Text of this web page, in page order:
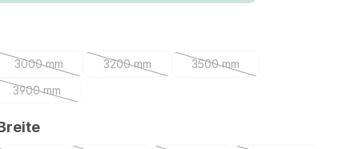
3000 mm
(Diese Option ist zurzeit nicht verfügbar.)
3200 mm
(Diese Option ist zurzeit nicht verfügbar.)
3500 mm
(Diese Option ist zurzeit nicht
ist zurzeit nicht verfügbar.)
3900 mm
(Diese Option ist zurzeit nicht verfügbar.)
auswählen